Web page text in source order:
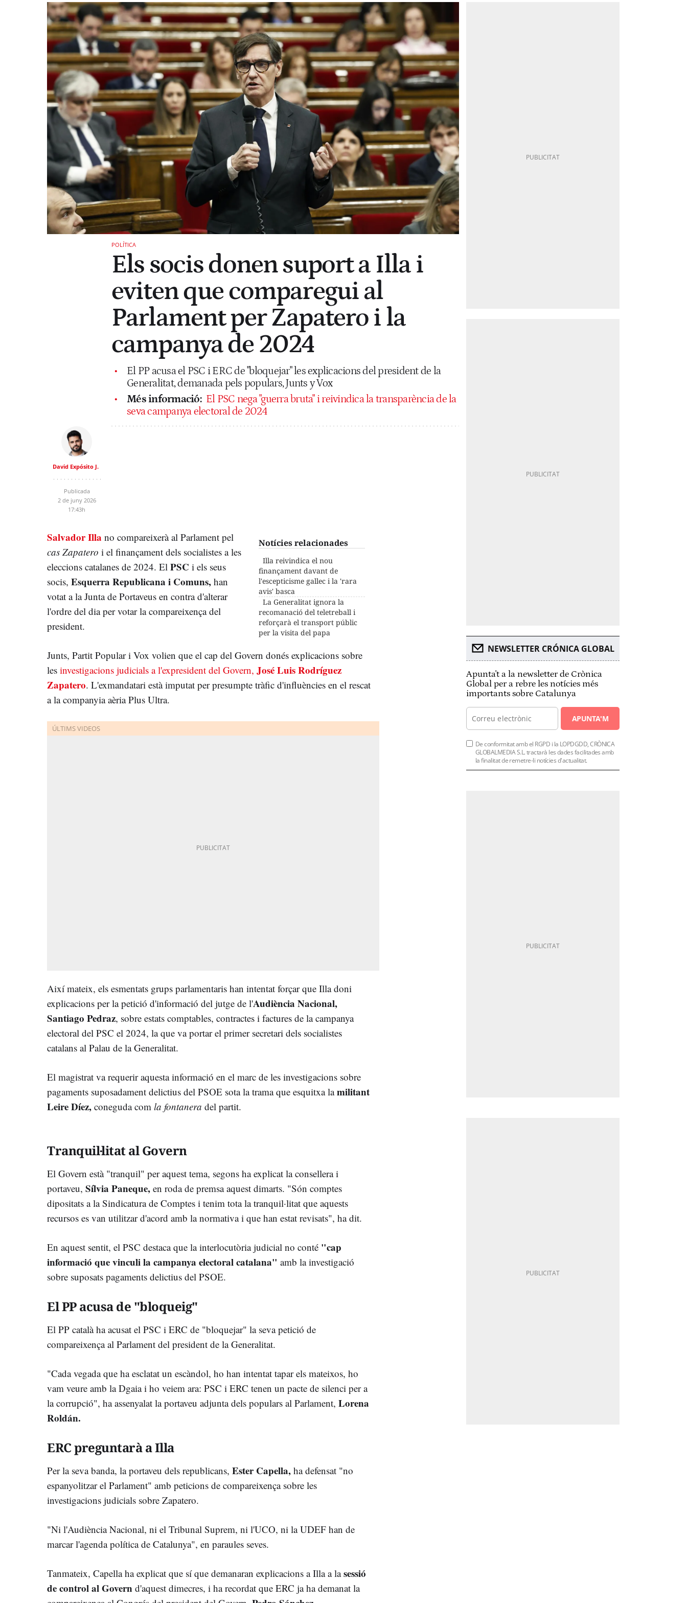
POLÍTICA
Els socis donen suport a Illa i
eviten que comparegui al
Parlament per Zapatero i la
campanya de 2024
El PP acusa el PSC i ERC de "bloquejar" les explicacions del president de la
Generalitat, demanada pels populars, Junts y Vox
Més informació: El PSC nega "guerra bruta" i reivindica la transparència de la
seva campanya electoral de 2024
David Expósito J.
Publicada
2 de juny 2026
17:43h
Notícies relacionades
Illa reivindica el nou
finançament davant de
l'escepticisme gallec i la 'rara
avis' basca
La Generalitat ignora la
recomanació del teletreball i
reforçarà el transport públic
per la visita del papa
Salvador Illa no compareixerà al Parlament pel
cas Zapatero i el finançament dels socialistes a les
eleccions catalanes de 2024. El PSC i els seus
socis, Esquerra Republicana i Comuns, han
votat a la Junta de Portaveus en contra d'alterar
l'ordre del dia per votar la compareixença del
president.
Junts, Partit Popular i Vox volien que el cap del Govern donés explicacions sobre
les investigacions judicials a l'expresident del Govern, José Luis Rodríguez
Zapatero. L'exmandatari està imputat per presumpte tràfic d'influències en el rescat
a la companyia aèria Plus Ultra.
Així mateix, els esmentats grups parlamentaris han intentat forçar que Illa doni
explicacions per la petició d'informació del jutge de l'Audiència Nacional,
Santiago Pedraz, sobre estats comptables, contractes i factures de la campanya
electoral del PSC el 2024, la que va portar el primer secretari dels socialistes
catalans al Palau de la Generalitat.
El magistrat va requerir aquesta informació en el marc de les investigacions sobre
pagaments suposadament delictius del PSOE sota la trama que esquitxa lamilitant
Leire Díez, coneguda com la fontanera del partit.
Tranquil·litat al Govern
El Govern està "tranquil" per aquest tema, segons ha explicat la consellera i
portaveu, Sílvia Paneque, en roda de premsa aquest dimarts. "Són comptes
dipositats a la Sindicatura de Comptes i tenim tota la tranquil·litat que aquests
recursos es van utilitzar d'acord amb la normativa i que han estat revisats", ha dit.
En aquest sentit, el PSC destaca que la interlocutòria judicial no conté "cap
informació que vinculi la campanya electoral catalana" amb la investigació
sobre suposats pagaments delictius del PSOE.
El PP acusa de "bloqueig"
El PP català ha acusat el PSC i ERC de "bloquejar" la seva petició de
compareixença al Parlament del president de la Generalitat.
"Cada vegada que ha esclatat un escàndol, ho han intentat tapar els mateixos, ho
vam veure amb la Dgaia i ho veiem ara: PSC i ERC tenen un pacte de silenci per a
la corrupció", ha assenyalat la portaveu adjunta dels populars al Parlament, Lorena
Roldán.
ERC preguntarà a Illa
Per la seva banda, la portaveu dels republicans, Ester Capella, ha defensat "no
espanyolitzar el Parlament" amb peticions de compareixença sobre les
investigacions judicials sobre Zapatero.
"Ni l'Audiència Nacional, ni el Tribunal Suprem, ni l'UCO, ni la UDEF han de
marcar l'agenda política de Catalunya", en paraules seves.
Tanmateix, Capella ha explicat que sí que demanaran explicacions a Illa a lasessió
de control al Govern d'aquest dimecres, i ha recordat que ERC ja ha demanat la
NEWSLETTER CRÓNICA GLOBAL
Apunta't a la newsletter de Crònica
Global per a rebre les notícies més
importants sobre Catalunya
APUNTA'M
De conformitat amb el RGPD i la LOPDGDD, CRÒNICA
GLOBALMEDIA S.L. tractarà les dades facilitades amb
la finalitat de remetre-li notícies d'actualitat.